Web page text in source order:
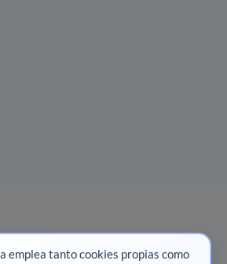
emplea tanto cookies propias como